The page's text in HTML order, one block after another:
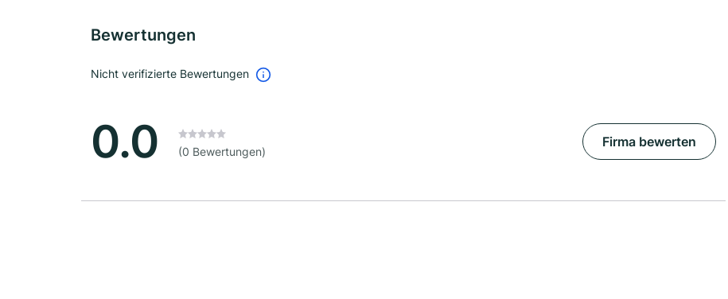
Bewertungen
Nicht verifizierte Bewertungen
0.0 (0 Bewertungen)
Firma bewerten